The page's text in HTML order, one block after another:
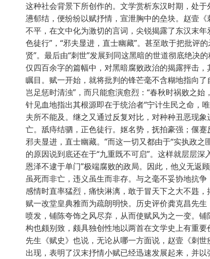
这种社会背景下所创作的。文学赏析东汉时期，处
懑郁结，便纷纷以赋抒情，宣泄胸中的垒块。赵壹
不平，在文中化为激切的言词，尖锐揭露了东汉末
色徒行”，“邪夫显进，直士幽藏”。甚至敢于把批评
贤”。最后由“刺世”发展到同这黑暗的世道彻底绝决
仅四百余字的篇幅中，对黑暗腐败政治的揭露抨击
瞩目。赋一开始，就将批判的锋芒毫不含糊地指向
岂足惩时清浊”，而只能愈演愈烈：“春秋时祸败之
针见血地指出其根源即在于统治者“宁计生民之命，
夫所不能及。继之又通过反复对比，对种种丑恶现
亡。舐痔结驷，正色徒行。妪名势，抚拍豪强；偃
邪夫显进，直士幽藏。”而这一切又都由于“实执政
的原因说到底还在于“九重既不可启”。这样就层层
恩泽不逮于单门”极端腐败的政局。因此，他义无返
虽死而非亡，违义虽生而非存。与之毫不妥协地抗
感情时直率猛烈，痛快淋漓，敢于冒天下之大不韪
赋一改堂皇典雅而为疏朗明快。历史评价龚克昌先
喷发，铺陈夸饰之风尽弃，从而使赋风为之一变。
构也颇别致，颇具独创性地以两首在文学史上有重
先生《赋史》也说，无论从哪一方面说，赵壹《刺
出现，表明了汉末抒情小赋已经迅速发展起来，并